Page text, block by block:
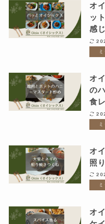
オ
ッ
感
オ
の
食
オ
照
オ